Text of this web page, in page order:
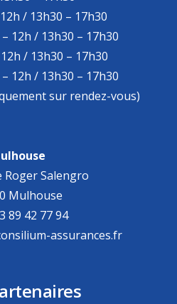
/ 13h30 – 17h30
12h / 13h30 – 17h30
/ 13h30 – 17h30
12h / 13h30 – 17h30
sur rendez-vous)
Roger Salengro
Mulhouse
89 42 77 94
assurances.fr